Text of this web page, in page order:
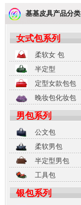
基基皮具产品分类
女式包系列
柔软女 包
半定型
定型女款包包
晚妆包化妆包
男包系列
公文包
柔软男包
半定型男包
工具包
银包系列